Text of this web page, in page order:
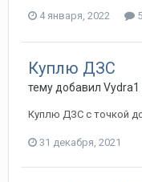
4 января, 2022
Куплю ДЗС
тему добавил Vydra1
Куплю ДЗС с точкой до
31 декабря, 2021